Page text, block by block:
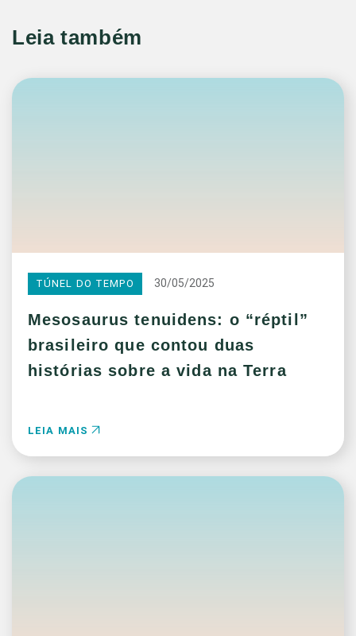
Leia também
TÚNEL DO TEMPO 30/05/2025
Mesosaurus tenuidens: o “réptil”
brasileiro que contou duas
histórias sobre a vida na Terra
LEIA MAIS